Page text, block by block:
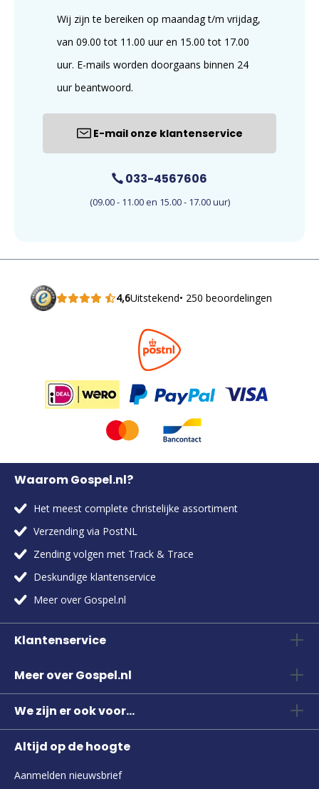
Wij zijn te bereiken op maandag t/m vrijdag,
van 09.00 tot 11.00 uur en 15.00 tot 17.00
uur. E-mails worden doorgaans binnen 24
uur beantwoord.
E-mail onze klantenservice
033-4567606
(09.00 - 11.00 en 15.00 - 17.00 uur)
4,6Uitstekend• 250 beoordelingen
Waarom Gospel.nl?
Het meest complete christelijke assortiment
Verzending via PostNL
Zending volgen met Track & Trace
Deskundige klantenservice
Meer over Gospel.nl
Klantenservice
Meer over Gospel.nl
We zijn er ook voor...
Altijd op de hoogte
Aanmelden nieuwsbrief